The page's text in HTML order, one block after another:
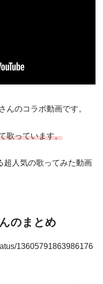
んのコラボ動画です。
歌っています。
超人気の歌ってみた動画
のまとめ
13605791863986176